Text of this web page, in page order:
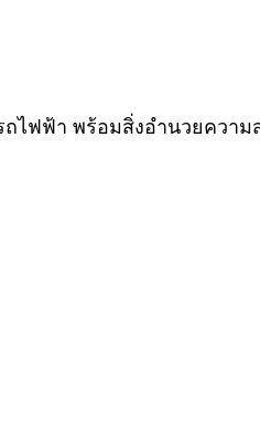
ไฟฟ้า พร้อมสิ่งอำนวยความ